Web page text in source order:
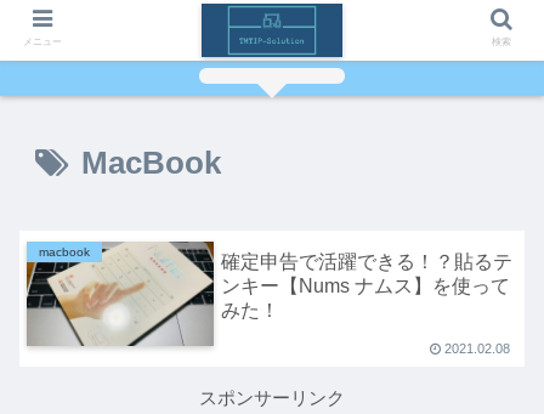
MacBook
macbook
確定申告で活躍できる！？貼るテ
ンキー【Nums ナムス】を使って
みた！
2021.02.08
スポンサーリンク
メニュー 検索